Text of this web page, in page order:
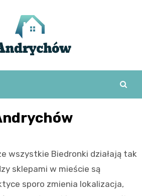
wszystkie Biedronki działają tak
sklepami w mieście są
sporo zmienia lokalizacja,